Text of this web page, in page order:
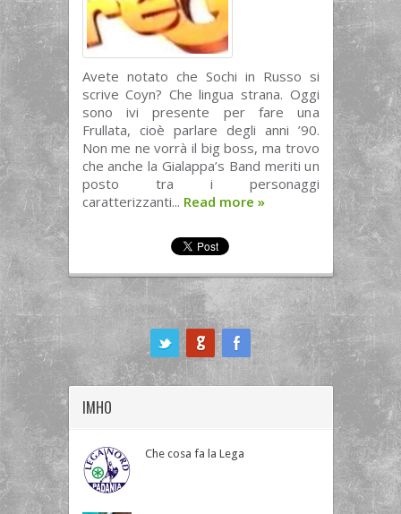
Avete notato che Sochi in Russo si
scrive Coyn? Che lingua strana. Oggi
sono ivi presente per fare una
Frullata, cioè parlare degli anni ’90.
Non me ne vorrà il big boss, ma trovo
che anche la Gialappa’s Band meriti un
posto tra i personaggi
caratterizzanti... Read more »
IMHO
Che cosa fa la Lega